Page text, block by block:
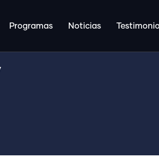
Programas Noticias